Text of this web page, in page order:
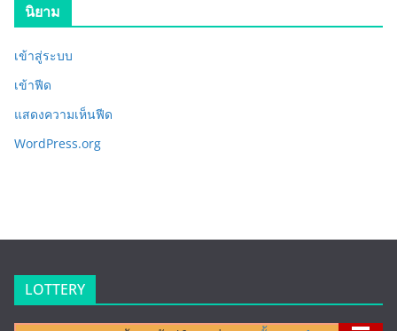
นิยาม
เข้าสู่ระบบ
เข้าฟีด
แสดงความเห็นฟีด
WordPress.org
LOTTERY